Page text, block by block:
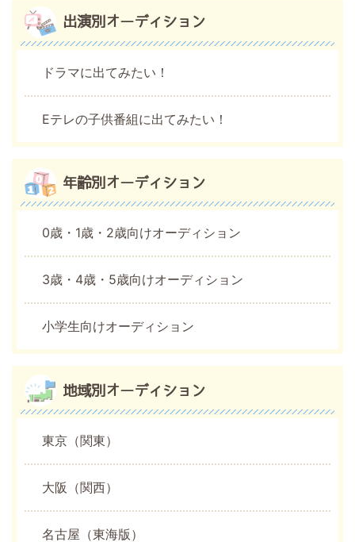
出演別オーディション
ドラマに出てみたい！
Eテレの子供番組に出てみたい！
年齢別オーディション
0歳・1歳・2歳向けオーディション
3歳・4歳・5歳向けオーディション
小学生向けオーディション
地域別オーディション
東京（関東）
大阪（関西）
名古屋（東海版）